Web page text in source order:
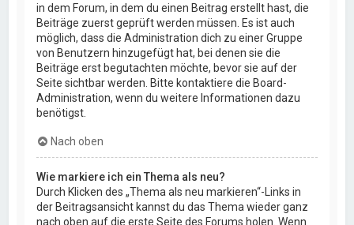
in dem Forum, in dem du einen Beitrag erstellt hast, die
Beiträge zuerst geprüft werden müssen. Es ist auch
möglich, dass die Administration dich zu einer Gruppe
von Benutzern hinzugefügt hat, bei denen sie die
Beiträge erst begutachten möchte, bevor sie auf der
Seite sichtbar werden. Bitte kontaktiere die Board-
Administration, wenn du weitere Informationen dazu
benötigst.
Nach oben
Wie markiere ich ein Thema als neu?
Durch Klicken des „Thema als neu markieren“-Links in
der Beitragsansicht kannst du das Thema wieder ganz
nach oben auf die erste Seite des Forums holen. Wenn